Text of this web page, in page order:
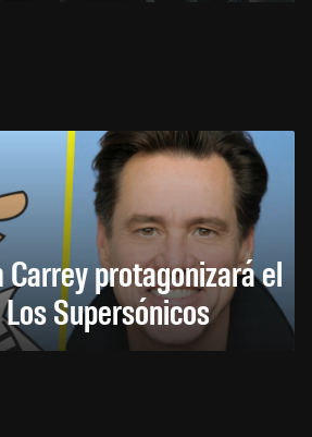
Carrey protagonizará el
Supersónicos